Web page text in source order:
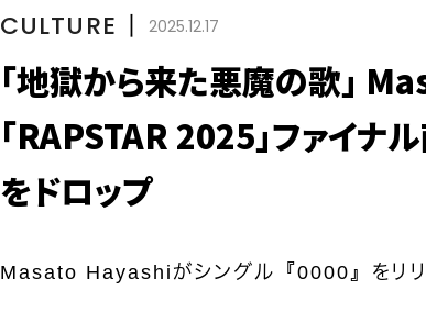
CULTURE 丨 2025.12.17
「地獄から来た悪魔の歌」
「RAPSTAR 2025」ファイナ
をドロップ
Masato Hayashiがシングル『0000』をリリ